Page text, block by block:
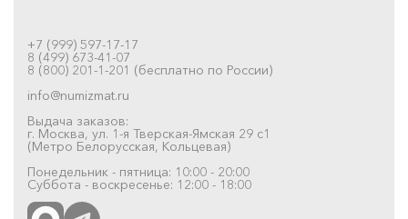
+7 (999) 597-17-17
8 (499) 673-41-07
8 (800) 201-1-201 (бесплатно по России)
info@numizmat.ru
Выдача заказов:
г. Москва, ул. 1-я Тверская-Ямская 29 с1
(Метро Белорусская, Кольцевая)
Понедельник - пятница: 10:00 - 20:00
Суббота - воскресенье: 12:00 - 18:00